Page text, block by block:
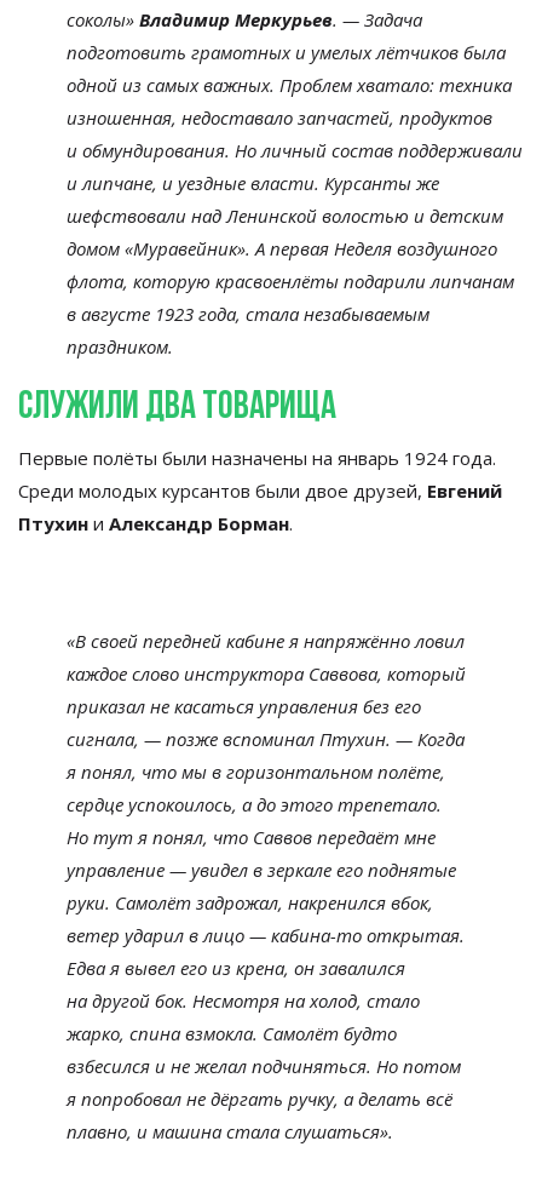
соколы» Владимир Меркурьев. — Задача
подготовить грамотных и умелых лётчиков была
одной из самых важных. Проблем хватало: техника
изношенная, недоставало запчастей, продуктов
и обмундирования. Но личный состав поддерживали
и липчане, и уездные власти. Курсанты же
шефствовали над Ленинской волостью и детским
домом «Муравейник». А первая Неделя воздушного
флота, которую красвоенлёты подарили липчанам
в августе 1923 года, стала незабываемым
праздником.
Служили два товарища
Первые полёты были назначены на январь 1924 года.
Среди молодых курсантов были двое друзей, Евгений
Птухин и Александр Борман.
«В своей передней кабине я напряжённо ловил
каждое слово инструктора Саввова, который
приказал не касаться управления без его
сигнала, — позже вспоминал Птухин. — Когда
я понял, что мы в горизонтальном полёте,
сердце успокоилось, а до этого трепетало.
Но тут я понял, что Саввов передаёт мне
управление — увидел в зеркале его поднятые
руки. Самолёт задрожал, накренился вбок,
ветер ударил в лицо — кабина-то открытая.
Едва я вывел его из крена, он завалился
на другой бок. Несмотря на холод, стало
жарко, спина взмокла. Самолёт будто
взбесился и не желал подчиняться. Но потом
я попробовал не дёргать ручку, а делать всё
плавно, и машина стала слушаться».